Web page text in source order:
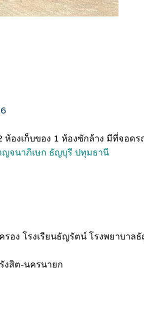
องเก็บของ 1 ห้องซักล้าง มีที่จอดร
ญจนาภิเษก ธัญบุรี ปทุมธานี
อง โรงเรียนธัญรัตน์ โรงพยาบา
งสิต-นครนายก